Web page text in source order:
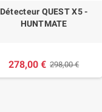
Détecteur QUEST X5 -
HUNTMATE
278,00 € 298,00 €